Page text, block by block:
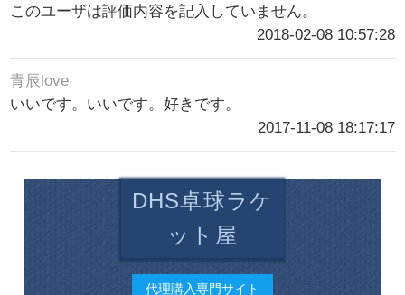
このユーザは評価内容を記入していません。
2018-02-08 10:57:28
青辰love
いいです。いいです。好きです。
2017-11-08 18:17:17
DHS卓球ラケ
ット屋
代理購入専門サイト